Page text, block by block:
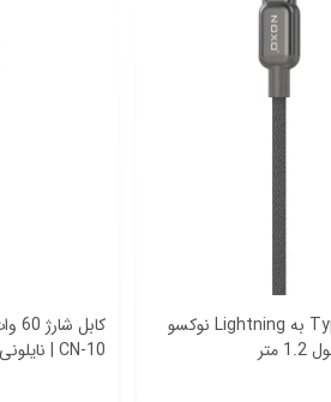
کابل شارژ 27 وات Type-C به Lightning نوکسو
CN-10 | نایلونی طول 1.2 متر